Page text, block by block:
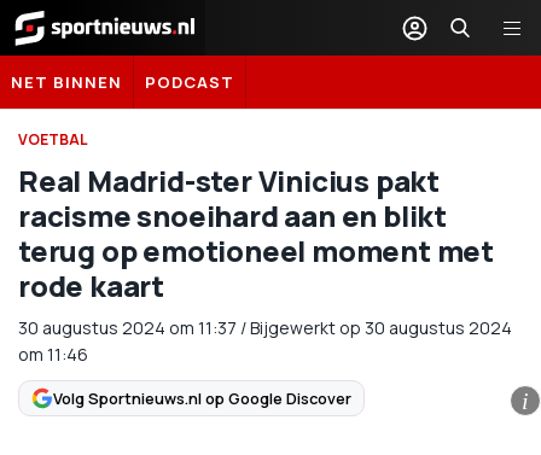
Sportnieuws.nl
NET BINNEN PODCAST
VOETBAL
Real Madrid-ster Vinicius pakt
racisme snoeihard aan en blikt
terug op emotioneel moment met
rode kaart
30 augustus 2024 om 11:37 /Bijgewerkt op 30 augustus 2024
om 11:46
Volg Sportnieuws.nl op Google Discover i